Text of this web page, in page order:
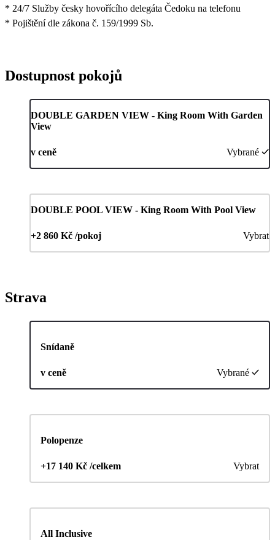
* 24/7 Služby česky hovořícího delegáta Čedoku na telefonu
* Pojištění dle zákona č. 159/1999 Sb.
Dostupnost pokojů
DOUBLE GARDEN VIEW - King Room With Garden
View
v ceně Vybrané
DOUBLE POOL VIEW - King Room With Pool View
+2 860 Kč /pokoj Vybrat
Strava
Snídaně
v ceně Vybrané
Polopenze
+17 140 Kč /celkem Vybrat
All Inclusive